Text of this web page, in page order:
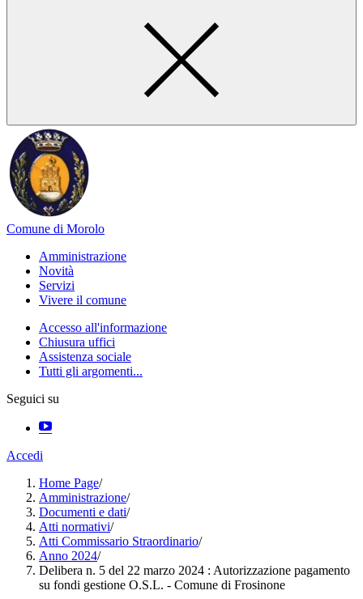
Comune di Morolo
Amministrazione
Novità
Servizi
Vivere il comune
Accesso all'informazione
Chiusura uffici
Assistenza sociale
Tutti gli argomenti...
Seguici su
Accedi
Home Page/
Amministrazione/
Documenti e dati/
Atti normativi/
Atti Commissario Straordinario/
Anno 2024/
Delibera n. 5 del 22 marzo 2024 : Autorizzazione pagamento
su fondi gestione O.S.L. - Comune di Frosinone